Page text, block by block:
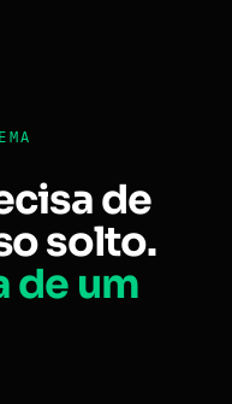
de
solto.
de um